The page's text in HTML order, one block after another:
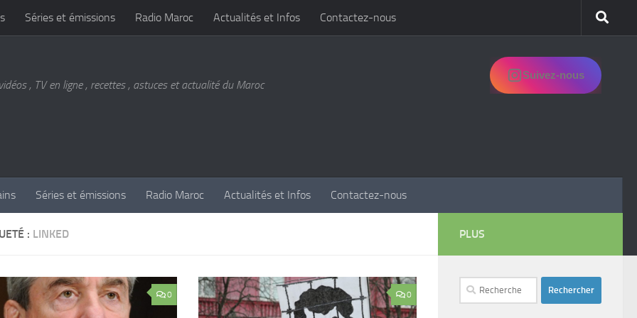
Séries et émissions Radio Maroc Actualités et Infos Contactez-nous
, TV en ligne , recettes , astuces et actualité du Maroc
Suivez-nous
Séries et émissions Radio Maroc Actualités et Infos Contactez-nous
: LINKED
0 0
PLUS
Rechercher :